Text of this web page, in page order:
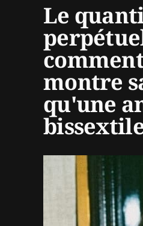
Le
montre
qu'une